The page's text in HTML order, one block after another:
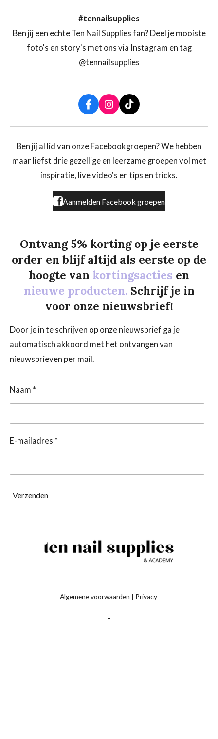
#tennailsupplies
Ben jij een echte Ten Nail Supplies fan? Deel je mooiste
foto's en story's met ons via Instagram en tag
@tennailsupplies
F
a
c
b
o
k
I
n
s
a
r
a
T
i
k
o
Ben jij al lid van onze Facebookgroepen? We hebben
maar liefst drie gezellige en leerzame groepen vol met
inspiratie, live video's en tips en tricks.
Aanmelden Facebook groepen
Ontvang 5% korting op je eerste
order en blijf altijd als eerste op de
hoogte van kortingsacties en
nieuwe producten. Schrijf je in
voor onze nieuwsbrief!
Door je in te schrijven op onze nieuwsbrief ga je
automatisch akkoord met het ontvangen van
nieuwsbrieven per mail.
Naam *
E-mailadres *
Verzenden
Algemene voorwaarden | Privacy
-